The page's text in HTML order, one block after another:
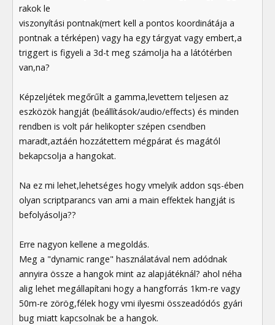
rakok le
viszonyítási pontnak(mert kell a pontos koordinátája a
pontnak a térképen) vagy ha egy tárgyat vagy embert,a
triggert is figyeli a 3d-t meg számolja ha a látótérben
van,na?
Képzeljétek megőrűlt a gamma,levettem teljesen az
eszközök hangját (beállítások/audio/effects) és minden
rendben is volt pár helikopter szépen csendben
maradt,aztáén hozzátettem mégpárat és magától
bekapcsolja a hangokat.
Na ez mi lehet,lehetséges hogy vmelyik addon sqs-ében
olyan scriptparancs van ami a main effektek hangját is
befolyásolja??
Erre nagyon kellene a megoldás.
Meg a "dynamic range" használatával nem adódnak
annyira össze a hangok mint az alapjátéknál? ahol néha
alig lehet megállapítani hogy a hangforrás 1km-re vagy
50m-re zörög,félek hogy vmi ilyesmi összeadódós gyári
bug miatt kapcsolnak be a hangok.